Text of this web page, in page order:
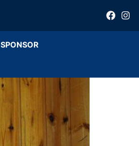
SPONSOR